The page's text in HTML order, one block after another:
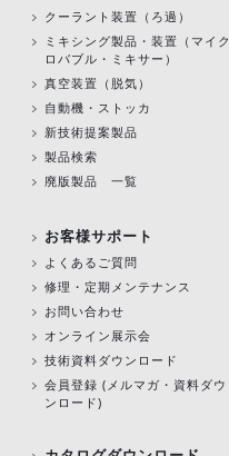
クーラント装置（ろ過）
ミキシング製品・装置（マイク
ロバブル・ミキサー）
真空装置（脱気）
自動機・ストッカ
新技術提案製品
製品検索
廃版製品 一覧
お客様サポート
よくあるご質問
修理・定期メンテナンス
お問い合わせ
オンライン展示会
技術資料ダウンロード
会員登録 (メルマガ・資料ダウ
ンロード)